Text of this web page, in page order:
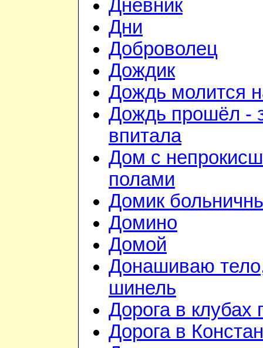
Дневник
Дни
Доброволец
Дождик
Дождь молится
Дождь прошёл -
впитала
Дом с
полами
Домик
Домино
Домой
Донашиваю
шинель
Дорога в клубах
Дорога в